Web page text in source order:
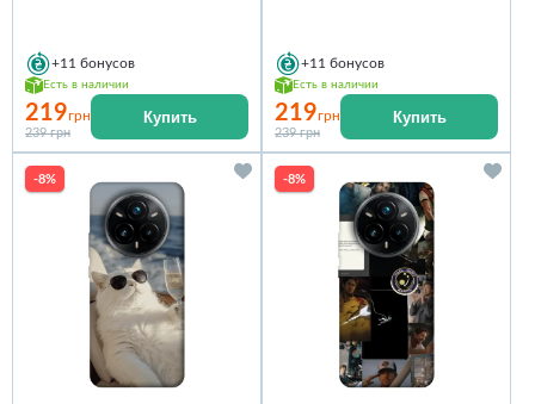
+11 бонусов
Есть в наличии
219грн
239 грн
Купить
+11 бонусов
Есть в наличии
219грн
239 грн
Купить
-8% -8%